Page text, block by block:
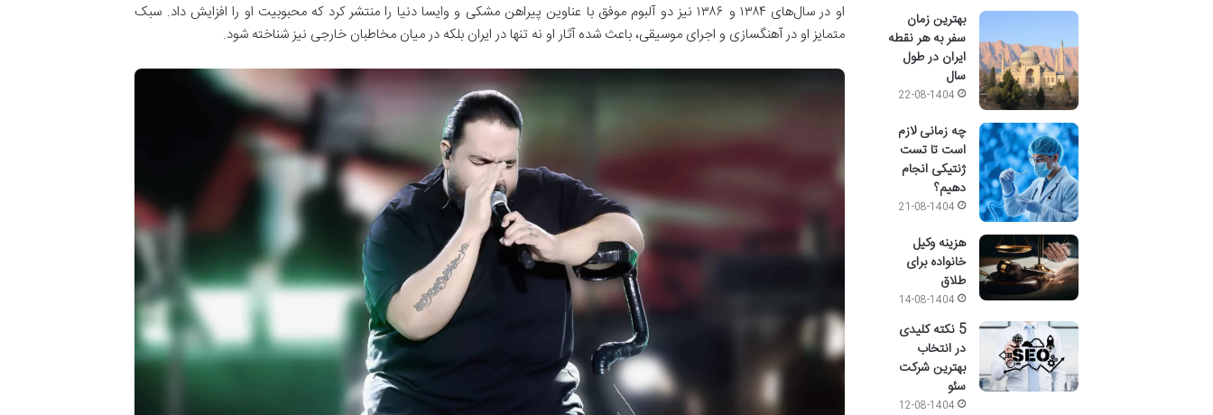
او در سال‌های ۱۳۸۴ و ۱۳۸۶ نیز دو آلبوم موفق با عناوین پیراهن مشکی و وایسا دنیا را منتشر کرد که محبوبیت او را افزایش داد. سبک
متمایز او در آهنگسازی و اجرای موسیقی، باعث شده آثار او نه تنها در ایران بلکه در میان مخاطبان خارجی نیز شناخته شود.
بهترین زمان
سفر به هر نقطه
ایران در طول
سال
22-08-1404
چه زمانی لازم
است تا تست
ژنتیکی انجام
دهیم؟
21-08-1404
هزینه وکیل
خانواده برای
طلاق
14-08-1404
5 نکته کلیدی
در انتخاب
بهترین شرکت
سئو
12-08-1404